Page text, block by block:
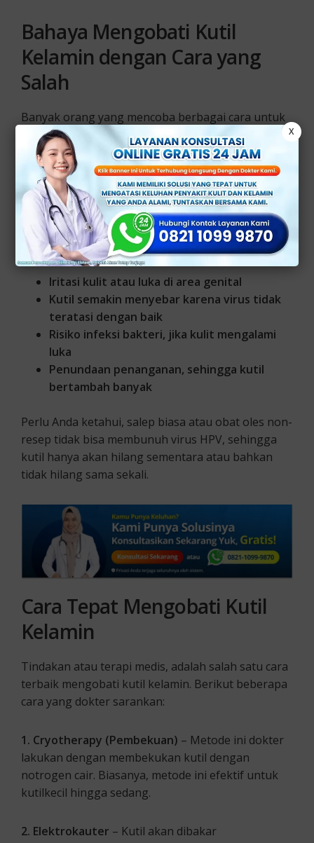
Bahaya Mengobati Kutil
Kelamin dengan Cara yang
Salah
Banyak orang yang mencoba berbagai cara untuk
mengobati kutil kelamin, termasuk dengan
menggunakan salep sembarangan dari apotek
tanpa konsultasi dokter.
Padahal, tindakan ini bisa memperburuk kondisi.
Berikut beberapa bahaya penggunaan salep yang
tidak sesuai, antara lain:
Iritasi kulit atau luka di area genital
Kutil semakin menyebar karena virus tidak
teratasi dengan baik
Risiko infeksi bakteri, jika kulit mengalami
luka
Penundaan penanganan, sehingga kutil
bertambah banyak
Perlu Anda ketahui, salep biasa atau obat oles non-
resep tidak bisa membunuh virus HPV, sehingga
kutil hanya akan hilang sementara atau bahkan
tidak hilang sama sekali.
Cara Tepat Mengobati Kutil
Kelamin
Tindakan atau terapi medis, adalah salah satu cara
terbaik mengobati kutil kelamin. Berikut beberapa
cara yang dokter sarankan:
1. Cryotherapy (Pembekuan) – Metode ini dokter
lakukan dengan membekukan kutil dengan
notrogen cair. Biasanya, metode ini efektif untuk
kutilkecil hingga sedang.
2. Elektrokauter – Kutil akan dibakar
X